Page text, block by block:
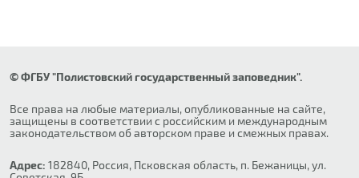
© ФГБУ "Полистовский государственный заповедник".
Все права на любые материалы, опубликованные на сайте,
защищены в соответствии с российским и международным
законодательством об авторском праве и смежных правах.
Адрес: 182840, Россия, Псковская область, п. Бежаницы, ул.